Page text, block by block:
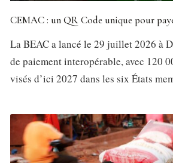
CEMAC : un QR Code unique pour
La BEAC a lancé le 29 juillet 2026 à
de paiement interopérable, avec 120
visés d’ici 2027 dans les six États